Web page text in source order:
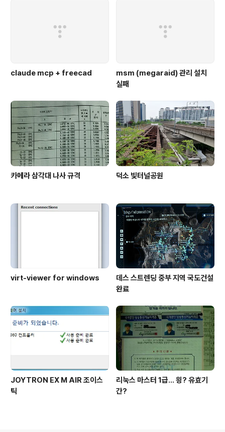
claude mcp + freecad
msm (megaraid) 관리 설치
실패
카메라 삼각대 나사 규격 덕소 빛터널공원
virt-viewer for windows
데스 스트렌딩 중부 지역 국도건설
완료
JOYTRON EX M AIR 조이스
틱
리눅스 마스터 1급... 읭? 유효기
간?